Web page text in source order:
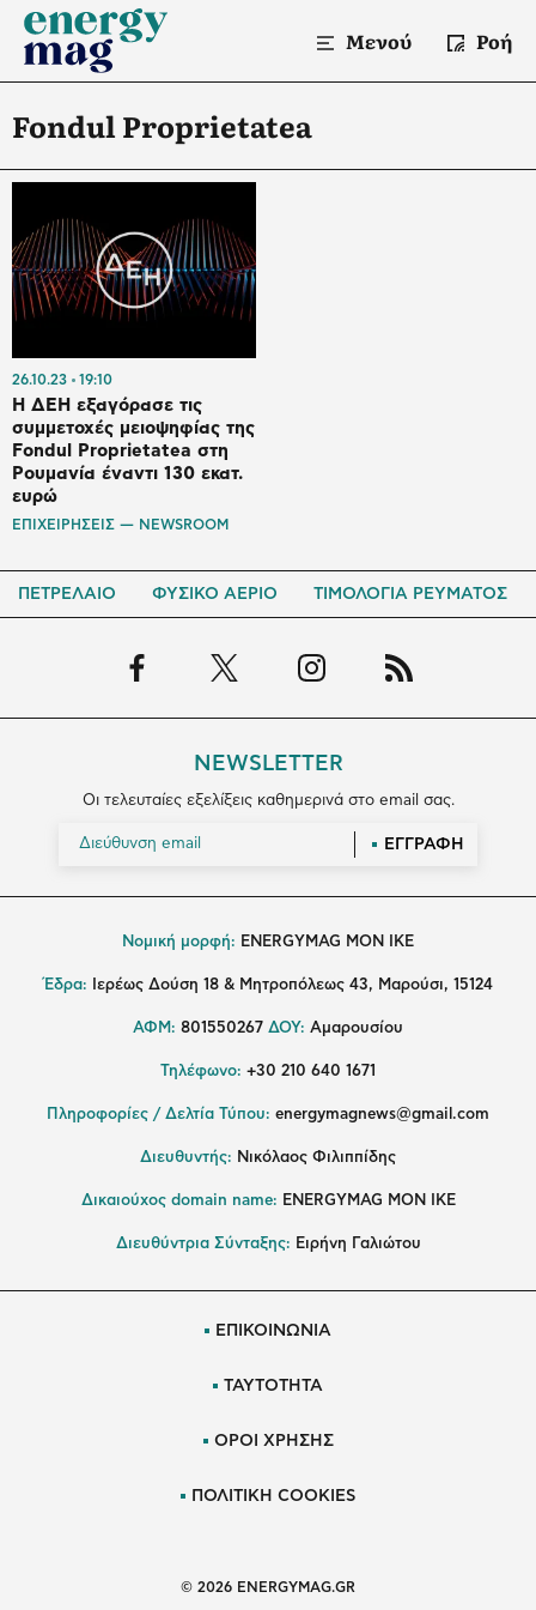
Μενού Ροή
Fondul Proprietatea
26.10.23 19:10
Η ΔΕΗ εξαγόρασε τις
συμμετοχές μειοψηφίας της
Fondul Proprietatea στη
Ρουμανία έναντι 130 εκατ.
ευρώ
ΕΠΙΧΕΙΡΗΣΕΙΣ — NEWSROOM
ΠΕΤΡΕΛΑΙΟ ΦΥΣΙΚΟ ΑΕΡΙΟ ΤΙΜΟΛΟΓΙΑ ΡΕΥΜΑΤΟΣ
NEWSLETTER
Οι τελευταίες εξελίξεις καθημερινά στο email σας.
ΕΓΓΡΑΦΗ
Νομική μορφή: ENERGYMAG MON IKE
Έδρα: Ιερέως Δούση 18 & Μητροπόλεως 43, Μαρούσι, 15124
ΑΦΜ: 801550267 ΔΟΥ: Αμαρουσίου
Τηλέφωνο: +30 210 640 1671
Πληροφορίες / Δελτία Τύπου: energymagnews@gmail.com
Διευθυντής: Νικόλαος Φιλιππίδης
Δικαιούχος domain name: ENERGYMAG ΜΟΝ ΙΚΕ
Διευθύντρια Σύνταξης: Ειρήνη Γαλιώτου
ΕΠΙΚΟΙΝΩΝΙΑ
ΤΑΥΤΟΤΗΤΑ
ΟΡΟΙ ΧΡΗΣΗΣ
ΠΟΛΙΤΙΚΗ COOKIES
© 2026 ENERGYMAG.GR